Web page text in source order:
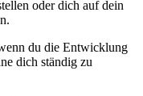
oder dich auf dein
du die Entwicklung
dich ständig zu